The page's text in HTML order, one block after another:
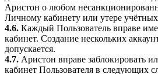
Аристон о любом
Личному кабинету или утере
4.6. Каждый Пользователь вправе
кабинет. Создание нескольких
допускается.
4.7. Аристон вправе заблокировать
кабинет Пользователя в следующих